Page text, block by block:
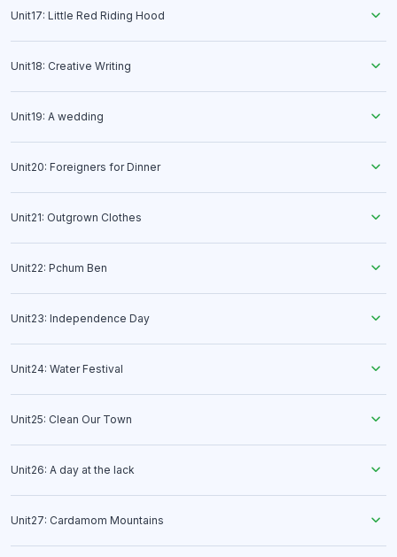
Unit17: Little Red Riding Hood
Unit18: Creative Writing
Unit19: A wedding
Unit20: Foreigners for Dinner
Unit21: Outgrown Clothes
Unit22: Pchum Ben
Unit23: Independence Day
Unit24: Water Festival
Unit25: Clean Our Town
Unit26: A day at the lack
Unit27: Cardamom Mountains